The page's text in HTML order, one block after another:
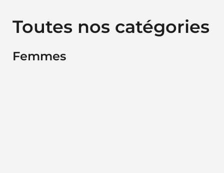
Toutes nos catégories
Femmes